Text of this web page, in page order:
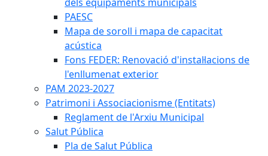
PAESC
Mapa de soroll i mapa de capacitat
acústica
Fons FEDER: Renovació d'instal·lacions de
l'enllumenat exterior
PAM 2023-2027
Patrimoni i Associacionisme (Entitats)
Reglament de l'Arxiu Municipal
Salut Pública
Pla de Salut Pública